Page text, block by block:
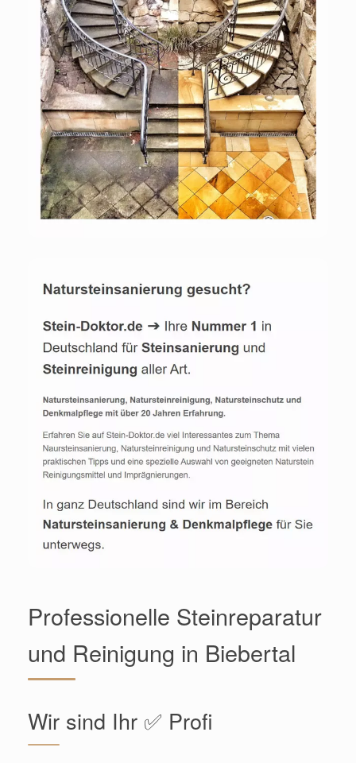
Professionelle Steinreparatur
und Reinigung in Biebertal
Wir sind Ihr ✅ Profi